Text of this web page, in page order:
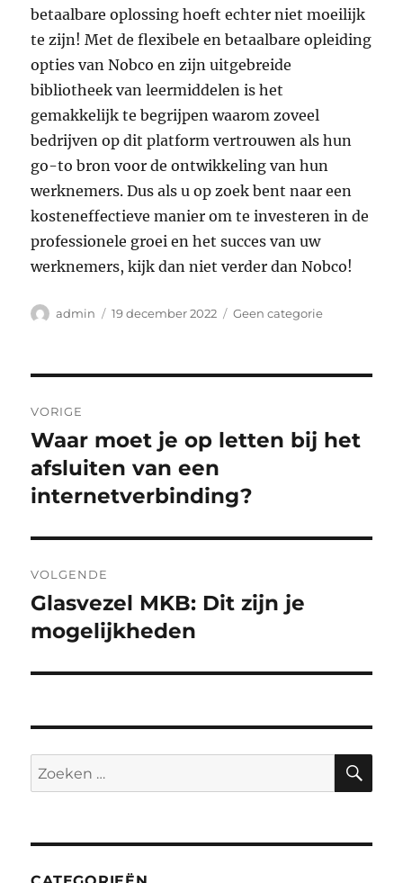
betaalbare oplossing hoeft echter niet moeilijk
te zijn! Met de flexibele en betaalbare opleiding
opties van Nobco en zijn uitgebreide
bibliotheek van leermiddelen is het
gemakkelijk te begrijpen waarom zoveel
bedrijven op dit platform vertrouwen als hun
go-to bron voor de ontwikkeling van hun
werknemers. Dus als u op zoek bent naar een
kosteneffectieve manier om te investeren in de
professionele groei en het succes van uw
werknemers, kijk dan niet verder dan Nobco!
Auteur
admin
Geplaatst
19 december 2022 Categorieën
Geen categorie
navigatie
VORIGE
Vorig
bericht:
Waar moet je op letten bij het
afsluiten van een
internetverbinding?
VOLGENDE
Volgend
bericht:
Glasvezel MKB: Dit zijn je
mogelijkheden
Zoeken
naar: